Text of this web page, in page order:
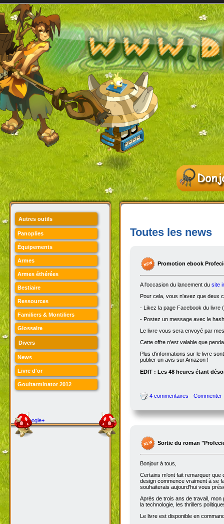
Autres outils
Panoplies
Équipements
Armes
Armes éthérées
Bestiaire
Ressources
Familiers & Montiliers
Glossaire
Divers
News
Livre d'or
Goultarminator 2012
Google+
Toutes les news
Promotion ebook
A l'occasion du lancement du site
Pour cela, vous n'avez que deux
- Likez la page Facebook du livre (
- Postez un message avec le
Le livre vous sera envoyé par
Cette offre n'est valable que
Plus d'informations sur le livre
publier un avis sur Amazon !
EDIT : Les 48 heures étant
4 commentaires - Commenter
Sortie du roman
Bonjour à tous,
Certains m'ont fait remarquer que
design commence vraiment à se
souhaiterais aujourd'hui vous
Après de trois ans de travail,
la technologie, les thrillers
Le livre est disponible en